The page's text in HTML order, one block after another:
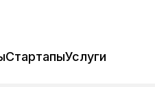
СтартапыУслуги